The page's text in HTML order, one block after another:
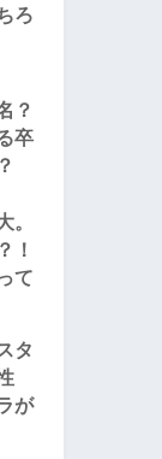
ろ
？
卒
。
！
て
タ
が